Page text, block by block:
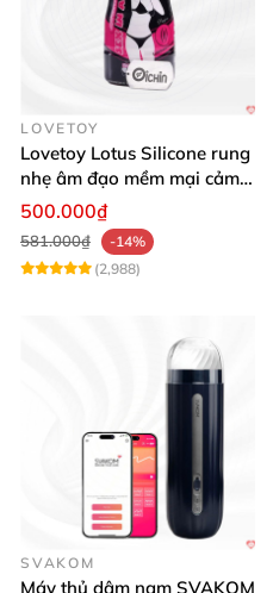
LOVETOY
Lovetoy Lotus Silicone rung
nhẹ âm đạo mềm mại cảm
giác thật
500.000₫
581.000₫
-14%
(2,988)
SVAKOM
Máy thủ dâm nam SVAKOM